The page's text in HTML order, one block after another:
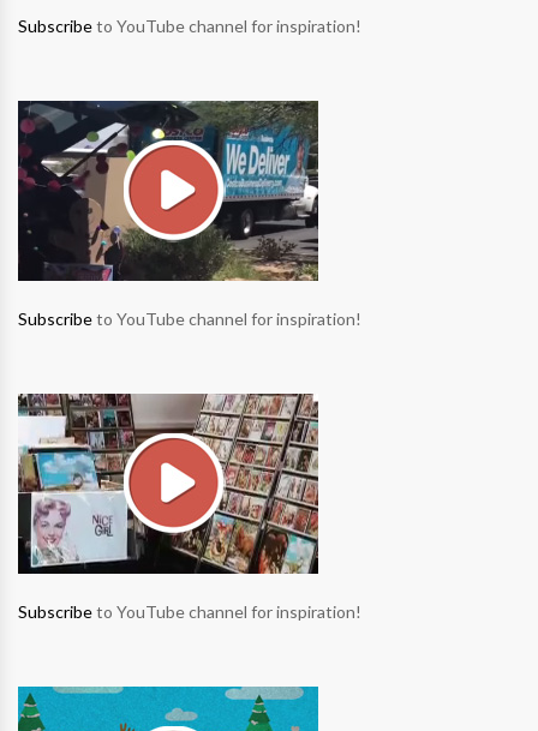
Subscribeto YouTube channel for inspiration!
Subscribeto YouTube channel for inspiration!
Subscribeto YouTube channel for inspiration!